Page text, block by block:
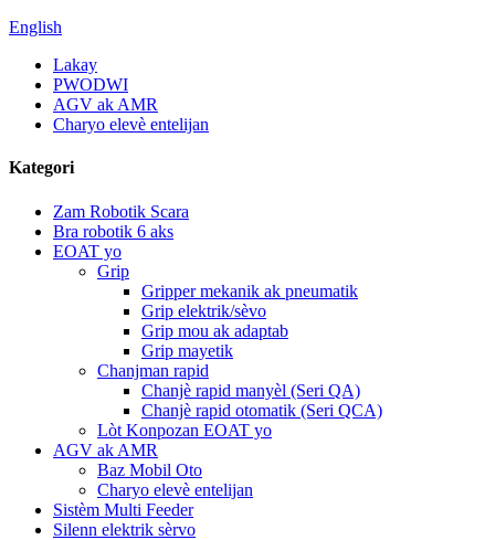
English
Lakay
PWODWI
AGV ak AMR
Charyo elevè entelijan
Kategori
Zam Robotik Scara
Bra robotik 6 aks
EOAT yo
Grip
Gripper mekanik ak pneumatik
Grip elektrik/sèvo
Grip mou ak adaptab
Grip mayetik
Chanjman rapid
Chanjè rapid manyèl (Seri QA)
Chanjè rapid otomatik (Seri QCA)
Lòt Konpozan EOAT yo
AGV ak AMR
Baz Mobil Oto
Charyo elevè entelijan
Sistèm Multi Feeder
Silenn elektrik sèrvo